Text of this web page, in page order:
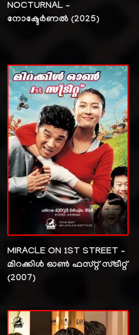
NOCTURNAL –
നോക്ടേർണൽ (2025)
MIRACLE ON 1ST STREET –
മിറക്കിൾ ഓൺ ഫസ്റ്റ് സ്ട്രീറ്റ്
(2007)